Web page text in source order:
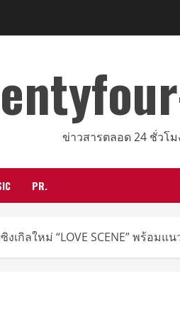
ข่าวสารตลอด 24 ชั่วโม
PR.
งเกิลใหม่ “LOVE SCENE” พร้